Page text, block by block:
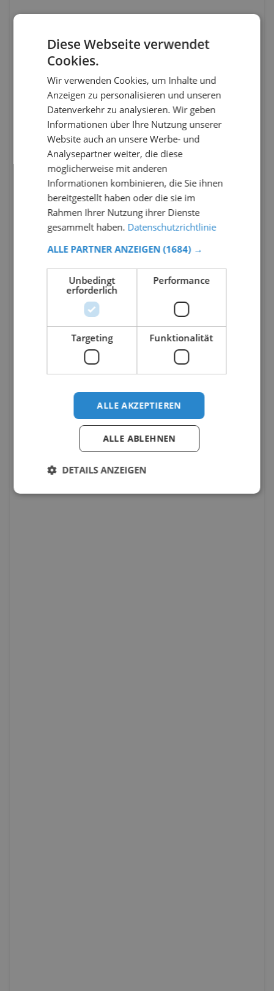
Diese Webseite verwendet
Cookies.
Wir verwenden Cookies, um Inhalte und
Anzeigen zu personalisieren und unseren
Datenverkehr zu analysieren. Wir geben
Informationen über Ihre Nutzung unserer
Website auch an unsere Werbe- und
Analysepartner weiter, die diese
möglicherweise mit anderen
Informationen kombinieren, die Sie ihnen
bereitgestellt haben oder die sie im
Rahmen Ihrer Nutzung ihrer Dienste
gesammelt haben. Datenschutzrichtlinie
ALLE PARTNER ANZEIGEN (1684) →
Unbedingt
erforderlich
Performance
Targeting Funktionalität
ALLE AKZEPTIEREN
ALLE ABLEHNEN
DETAILS ANZEIGEN